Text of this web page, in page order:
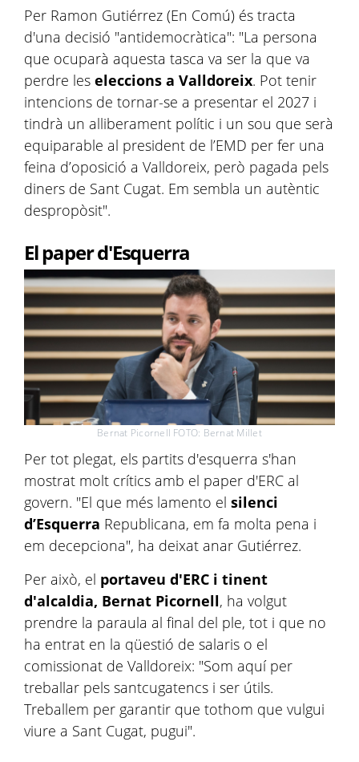
Per Ramon Gutiérrez (En Comú) és tracta
d'una decisió "antidemocràtica": "La persona
que ocuparà aquesta tasca va ser la que va
perdre les eleccions a Valldoreix. Pot tenir
intencions de tornar-se a presentar el 2027 i
tindrà un alliberament polític i un sou que serà
equiparable al president de l’EMD per fer una
feina d’oposició a Valldoreix, però pagada pels
diners de Sant Cugat. Em sembla un autèntic
despropòsit".
El paper d'Esquerra
Bernat Picornell FOTO: Bernat Millet
Per tot plegat, els partits d'esquerra s'han
mostrat molt crítics amb el paper d'ERC al
govern. "El que més lamento el silenci
d’Esquerra Republicana, em fa molta pena i
em decepciona", ha deixat anar Gutiérrez.
Per això, el portaveu d'ERC i tinent
d'alcaldia, Bernat Picornell, ha volgut
prendre la paraula al final del ple, tot i que no
ha entrat en la qüestió de salaris o el
comissionat de Valldoreix: "Som aquí per
treballar pels santcugatencs i ser útils.
Treballem per garantir que tothom que vulgui
viure a Sant Cugat, pugui".